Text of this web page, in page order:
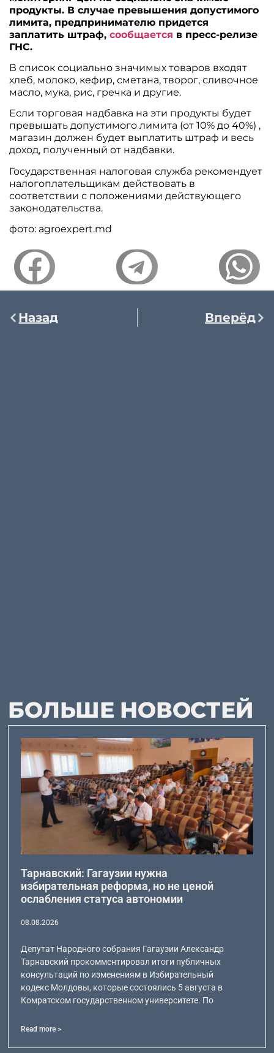
продукты. В случае превышения допустимого
лимита, предпринимателю придется
заплатить штраф,сообщается в пресс-релизе
ГНС.
В список социально значимых товаров входят
хлеб, молоко, кефир, сметана, творог, сливочное
масло, мука, рис, гречка и другие.
Если торговая надбавка на эти продукты будет
превышать допустимого лимита (от 10% до 40%) ,
магазин должен будет выплатить штраф и весь
доход, полученный от надбавки.
Государственная налоговая служба рекомендует
налогоплательщикам действовать в
соответствии с положениями действующего
законодательства.
фото: agroexpert.md
Назад Вперёд
БОЛЬШЕ НОВОСТЕЙ
Тарнавский: Гагаузии нужна
избирательная реформа, но не ценой
ослабления статуса автономии
08.08.2026
Депутат Народного собрания Гагаузии Александр
Тарнавский прокомментировал итоги публичных
консультаций по изменениям в Избирательный
кодекс Молдовы, которые состоялись 5 августа в
Комратском государственном университете. По
Read more >